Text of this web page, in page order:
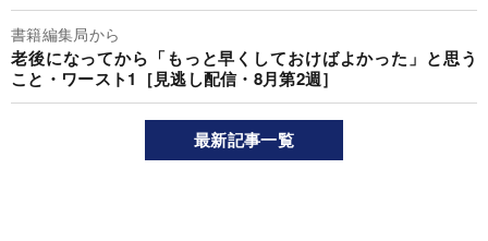
書籍編集局から
老後になってから「もっと早くしておけばよかった」と思う
こと・ワースト1［見逃し配信・8月第2週］
最新記事一覧